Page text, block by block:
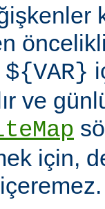
${VAR}
ve
için,